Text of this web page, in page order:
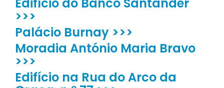
Edifício do Banco Santander
>>>
Palácio Burnay >>>
Moradia António Maria Bravo
>>>
Edifício na Rua do Arco da